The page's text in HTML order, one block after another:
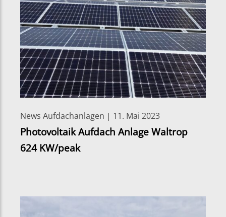
News Aufdachanlagen | 11. Mai 2023
Photovoltaik Aufdach Anlage Waltrop
624 KW/peak